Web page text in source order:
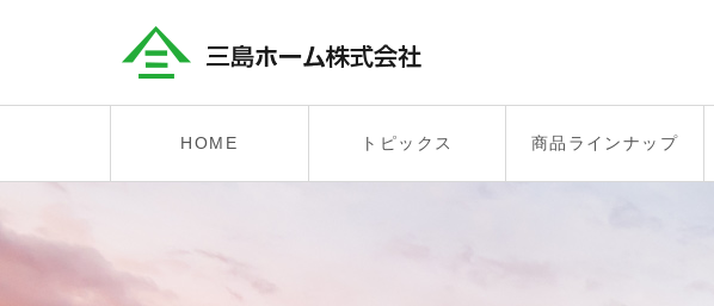
HOME トピックス 商品ラインナップ